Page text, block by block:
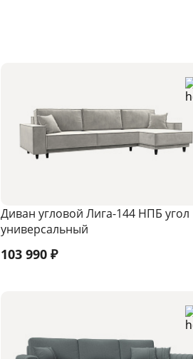
Диван угловой Лига-144 НПБ угол
универсальный
103 990 ₽